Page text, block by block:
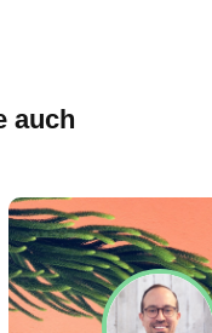
auch